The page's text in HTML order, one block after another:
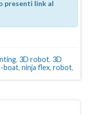
presenti link al
, 3D robot, 3D
boat, ninja flex, robot,